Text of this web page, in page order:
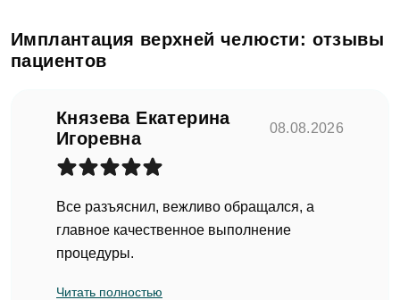
Имплантация верхней челюсти: отзывы
пациентов
Князева Екатерина
Игоревна
08.08.2026
Все разъяснил, вежливо обращался, а
главное качественное выполнение
процедуры.
Читать полностью